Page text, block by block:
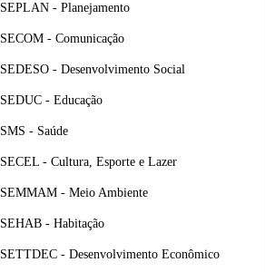
SEPLAN - Planejamento
SECOM - Comunicação
SEDESO - Desenvolvimento Social
SEDUC - Educação
SMS - Saúde
SECEL - Cultura, Esporte e Lazer
SEMMAM - Meio Ambiente
SEHAB - Habitação
SETTDEC - Desenvolvimento Econômico